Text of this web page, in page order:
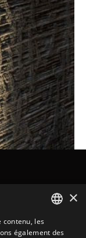
ITALIAN
×
contenu, les
également des